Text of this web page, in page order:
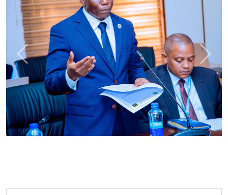
Previous Next